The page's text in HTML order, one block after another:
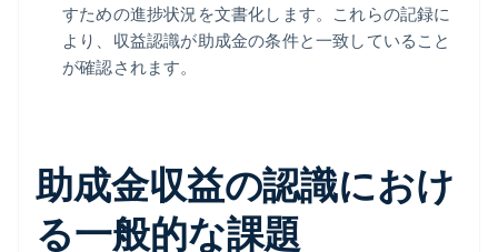
すための進捗状況を文書化します。これらの記録に
より、収益認識が助成金の条件と一致していること
が確認されます。
助成金収益の認識におけ
る一般的な課題